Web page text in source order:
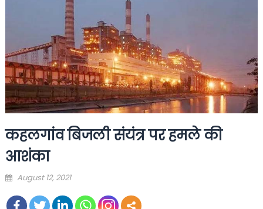
कहलगांव बिजली संयंत्र पर हमले की
आशंका
Posted
August 12, 2021